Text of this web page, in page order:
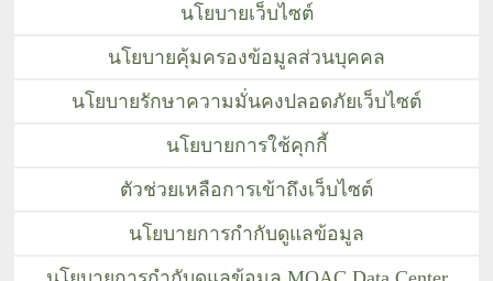
นโยบายเว็บไซต์
นโยบายคุ้มครองข้อมูลส่วนบุคคล
นโยบายรักษาความมั่นคงปลอดภัยเว็บไซต์
นโยบายการใช้คุกกี้
ตัวช่วยเหลือการเข้าถึงเว็บไซต์
นโยบายการกำกับดูแลข้อมูล